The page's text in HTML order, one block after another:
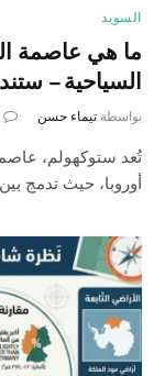
السويد
ما هي عاصمة
السياحية –
بواسطة تيماء حسن
تُعد ستوكهولم،
أوروبا، حيث تدمج